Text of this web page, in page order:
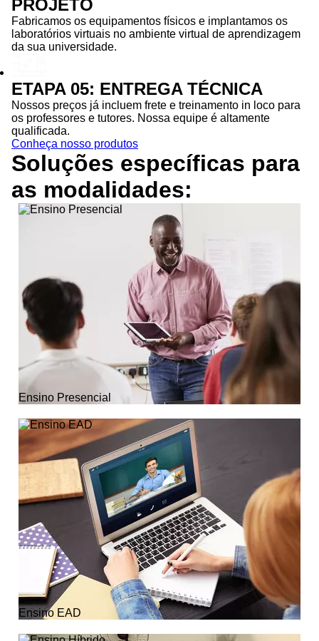
PROJETO
Fabricamos os equipamentos físicos e implantamos os
laboratórios virtuais no ambiente virtual de aprendizagem
da sua universidade.
ETAPA 05: ENTREGA TÉCNICA
Nossos preços já incluem frete e treinamento in loco para
os professores e tutores. Nossa equipe é altamente
qualificada.
Conheça nosso produtos
Soluções específicas para
as modalidades:
Ensino Presencial
Ensino EAD